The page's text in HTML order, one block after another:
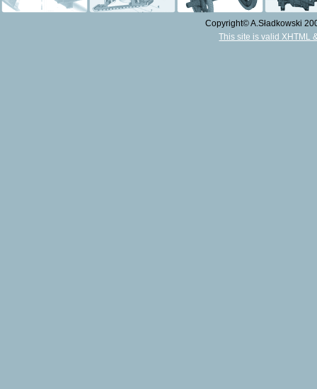
Copyright© A.Sładkowski
This site is valid XHTML